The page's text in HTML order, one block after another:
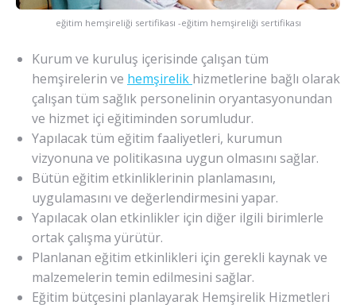
eğitim hemşireliği sertifikası -eğitim hemşireliği sertifikası
Kurum ve kuruluş içerisinde çalışan tüm
hemşirelerin ve hemşirelik hizmetlerine bağlı olarak
çalışan tüm sağlık personelinin oryantasyonundan
ve hizmet içi eğitiminden sorumludur.
Yapılacak tüm eğitim faaliyetleri, kurumun
vizyonuna ve politikasına uygun olmasını sağlar.
Bütün eğitim etkinliklerinin planlamasını,
uygulamasını ve değerlendirmesini yapar.
Yapılacak olan etkinlikler için diğer ilgili birimlerle
ortak çalışma yürütür.
Planlanan eğitim etkinlikleri için gerekli kaynak ve
malzemelerin temin edilmesini sağlar.
Eğitim bütçesini planlayarak Hemşirelik Hizmetleri